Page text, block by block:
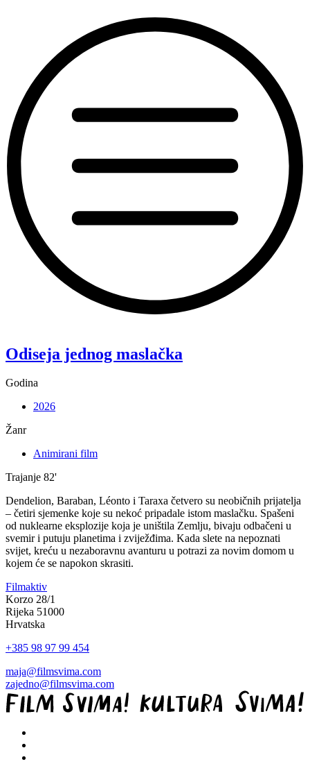
Odiseja jednog maslačka
Godina
2026
Žanr
Animirani film
Trajanje 82'
Dendelion, Baraban, Léonto i Taraxa četvero su neobičnih prijatelja
– četiri sjemenke koje su nekoć pripadale istom maslačku. Spašeni
od nuklearne eksplozije koja je uništila Zemlju, bivaju odbačeni u
svemir i putuju planetima i zviježđima. Kada slete na nepoznati
svijet, kreću u nezaboravnu avanturu u potrazi za novim domom u
kojem će se napokon skrasiti.
Filmaktiv
Korzo 28/1
Rijeka 51000
Hrvatska
+385 98 97 99 454
maja@filmsvima.com
zajedno@filmsvima.com